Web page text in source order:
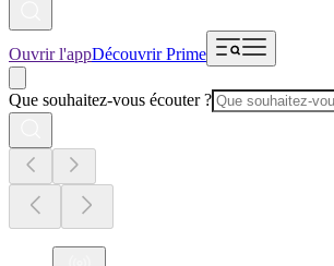
Ouvrir l'appDécouvrir Prime
Que souhaitez-vous écouter ?